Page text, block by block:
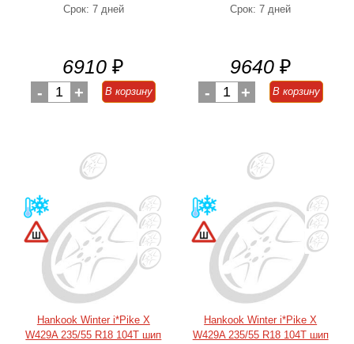
Срок: 7 дней
6910 ₽
- 1 + В корзину
Срок: 7 дней
9640 ₽
- 1 + В корзину
Hankook Winter i*Pike X
W429A 235/55 R18 104T шип
Hankook Winter i*Pike X
W429A 235/55 R18 104T шип